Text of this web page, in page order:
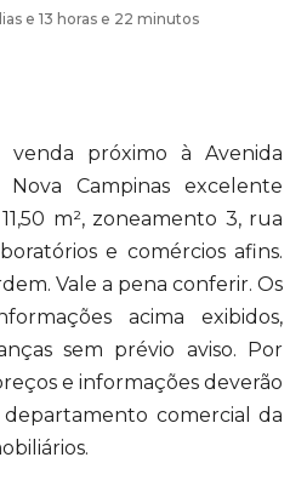
e 13 horas e 22 minutos
venda próximo à Avenida
Campinas excelente
m², zoneamento 3, rua
e comércios afins.
Vale a pena conferir. Os
acima exibidos,
sem prévio aviso. Por
e informações deverão
comercial da